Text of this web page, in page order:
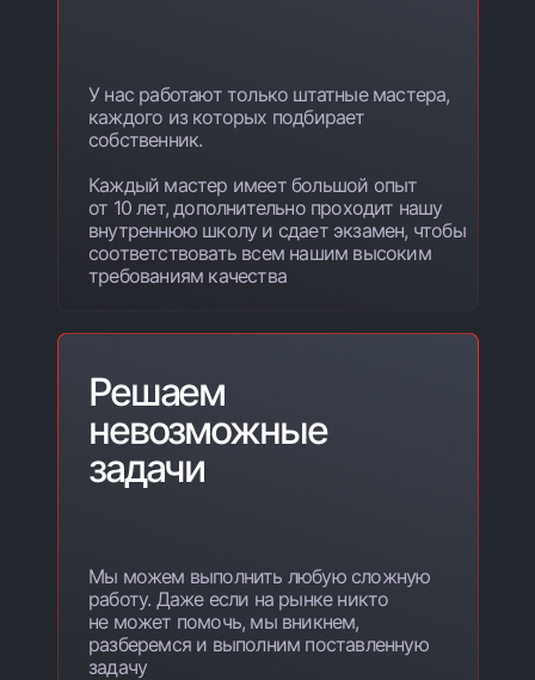
Мы можем выполнить любую сложную
работу. Даже если на рынке никто
не может помочь, мы вникнем,
разберемся и выполним поставленную
задачу
У нас работают только штатные мастера,
каждого из которых подбирает
собственник.
Каждый мастер имеет большой опыт
от 10 лет, дополнительно проходит нашу
внутреннюю школу и сдает экзамен, чтобы
соответствовать всем нашим высоким
требованиям качества
Решаем
невозможные
задачи